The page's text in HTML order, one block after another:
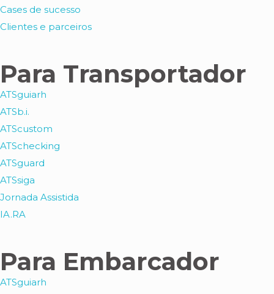
Cases de sucesso
Clientes e parceiros
Para Transportador
ATSguiarh
ATSb.i.
ATScustom
ATSchecking
ATSguard
ATSsiga
Jornada Assistida
IA.RA
Para Embarcador
ATSguiarh